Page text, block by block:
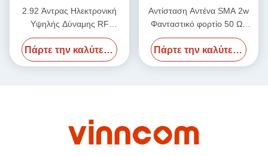
2.92 Άντρας Ηλεκτρονική
Υψηλής Δύναμης RF
Φανταστικό φορτίο 50 Ωμ
DC-40GHz 20W Πάρτε την καλύτερη τιμή
Αντίσταση Αντένα SMA 2w
Φανταστικό φορτίο 50 Ωμ
2,4Male 50GHz
Πάρτε την καλύτερη τιμή